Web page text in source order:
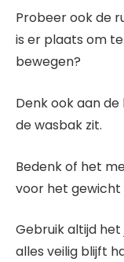
Probeer ook de
is er plaats om
bewegen?
Denk ook aan
de wasbak zit.
Bedenk of het
voor het gewicht
Gebruik altijd
alles veilig blijft